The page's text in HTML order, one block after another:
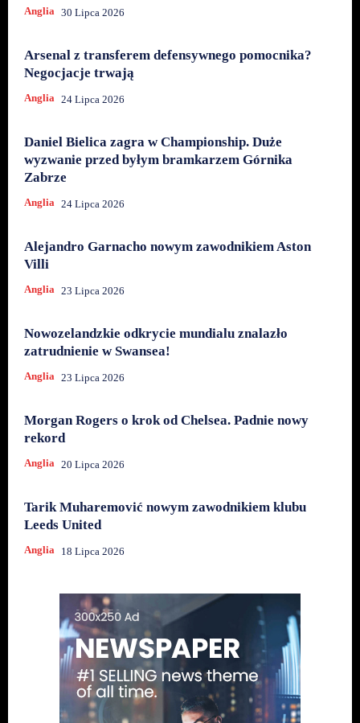
Anglia 30 Lipca 2026
Arsenal z transferem defensywnego pomocnika?
Negocjacje trwają
Anglia 24 Lipca 2026
Daniel Bielica zagra w Championship. Duże
wyzwanie przed byłym bramkarzem Górnika
Zabrze
Anglia 24 Lipca 2026
Alejandro Garnacho nowym zawodnikiem Aston
Villi
Anglia 23 Lipca 2026
Nowozelandzkie odkrycie mundialu znalazło
zatrudnienie w Swansea!
Anglia 23 Lipca 2026
Morgan Rogers o krok od Chelsea. Padnie nowy
rekord
Anglia 20 Lipca 2026
Tarik Muharemović nowym zawodnikiem klubu
Leeds United
Anglia 18 Lipca 2026